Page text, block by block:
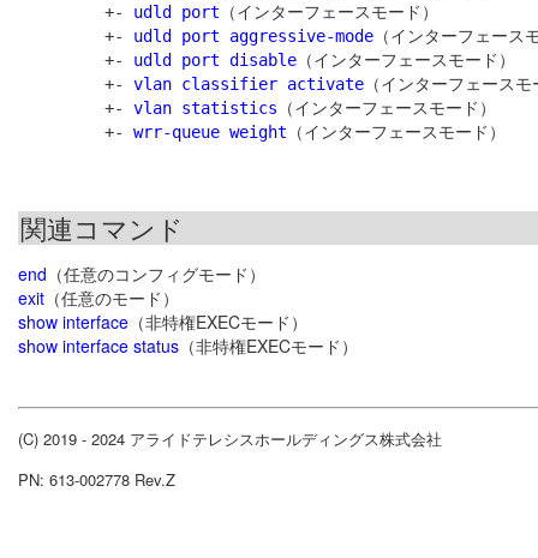
         +-
udld port （インターフェースモード）
         +-
udld port aggressive-mode （インターフェース
         +-
udld port disable （インターフェースモード）
         +-
vlan classifier activate （インターフェース
         +-
vlan statistics （インターフェースモード）
         +-
wrr-queue weight
関連コマンド
end （任意のコンフィグモード）
exit （任意のモード）
show interface （非特権EXECモード）
show interface status （非特権EXECモード）
(C) 2019 - 2024 アライドテレシスホールディングス株式会社
PN: 613-002778 Rev.Z